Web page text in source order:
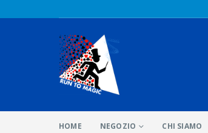
HOME NEGOZIO CHI SIAMO